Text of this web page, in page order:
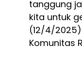
tanggung
kita untuk
(12/4/
Komunitas